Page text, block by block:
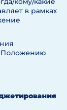
в рамках
Положению